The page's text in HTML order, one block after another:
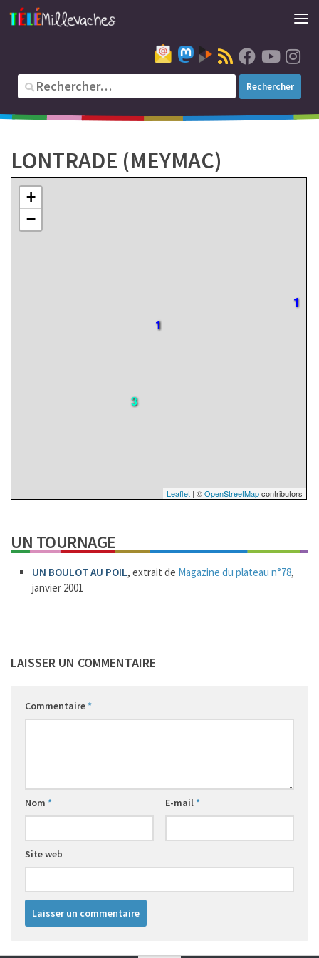
LONTRADE (MEYMAC)
1
2
3
1
+
−
Leaflet| ©OpenStreetMapcontributors
UN TOURNAGE
UN BOULOT AU POIL, extrait de Magazine du plateau n°78,
janvier 2001
LAISSER UN COMMENTAIRE
Commentaire*
Nom * E-mail*
Site web